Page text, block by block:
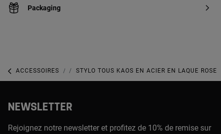
Packaging
ACCESSOIRES AUTRES ACCESSOIRES
STYLO TOUS KAOS EN ACIER EN LAQUE ROSE
NEWSLETTER
Rejoignez notre newsletter et profitez de 10% de remise sur